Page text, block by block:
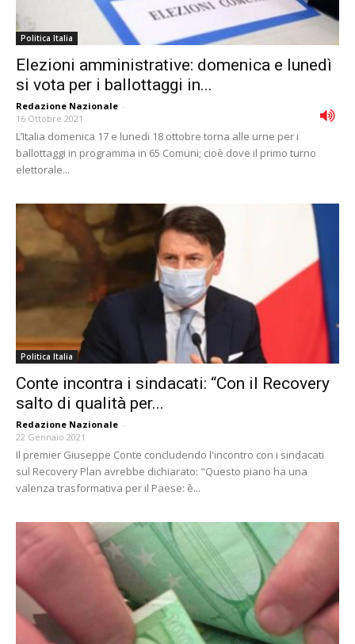
Politica Italia
Elezioni amministrative: domenica e lunedì
si vota per i ballottaggi in...
Redazione Nazionale -
16 Ottobre 2021
L’Italia domenica 17 e lunedi 18 ottobre torna alle urne per i
ballottaggi in programma in 65 Comuni; cioè dove il primo turno
elettorale...
Politica Italia
Conte incontra i sindacati: “Con il Recovery
salto di qualità per...
Redazione Nazionale -
22 Gennaio 2021
Il premier Giuseppe Conte concludendo l'incontro con i sindacati
sul Recovery Plan avrebbe dichiarato: "Questo piano ha una
valenza trasformativa per il Paese: è...